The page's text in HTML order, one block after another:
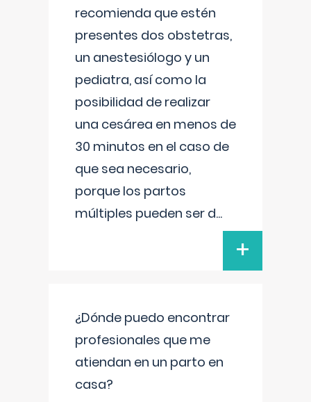
recomienda que estén
presentes dos obstetras,
un anestesiólogo y un
pediatra, así como la
posibilidad de realizar
una cesárea en menos de
30 minutos en el caso de
que sea necesario,
porque los partos
múltiples pueden ser d...
+
¿Dónde puedo encontrar
profesionales que me
atiendan en un parto en
casa?